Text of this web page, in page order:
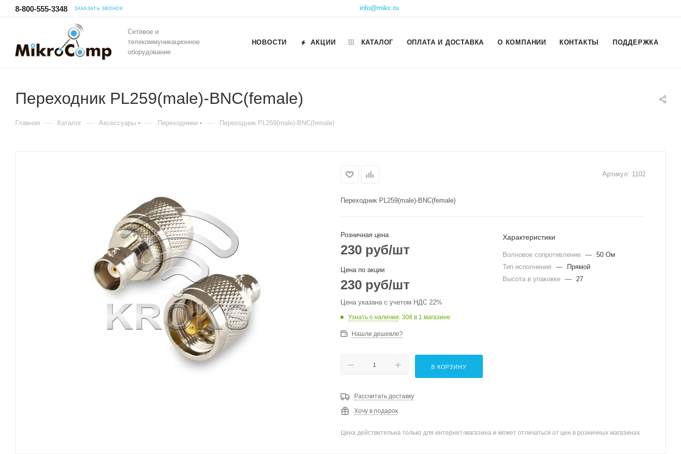
8-800-555-3348 ЗАКАЗАТЬ ЗВОНОК info@mikc.ru
Сетевое и
телекоммуникационное
оборудование
НОВОСТИ АКЦИИ КАТАЛОГ ОПЛАТА И ДОСТАВКА О КОМПАНИИ КОНТАКТЫ ПОДДЕРЖКА
Переходник PL259(male)-BNC(female)
Главная — Каталог — Аксессуары — Переходники — Переходник PL259(male)-BNC(female)
Артикул: 1102
Переходник PL259(male)-BNC(female)
Розничная цена
230 руб/шт
Цена по акции
230 руб/шт
Цена указана с учетом НДС 22%
Узнать о наличии: 308 в 1 магазине
Нашли дешевле?
В КОРЗИНУ
Рассчитать доставку
Хочу в подарок
Характеристики
Волновое сопротивление — 50 Ом
Тип исполнения
—
Прямой
Высота в упаковке — 27
Цена действительна только для интернет-магазина и может отличаться от цен в розничных магазинах